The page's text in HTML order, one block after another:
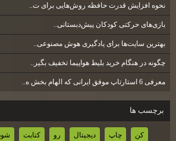
نحوه افزایش قدرت حافظه روش‌هایی برای ت..
بازی‌های حرکتی کودکان پیش‌دبستانی..
بهترین سایت‌ها برای یادگیری هوش مصنوعی..
چگونه در هنگام خرید بلیط هواپیما تخفیف بگیر..
معرفی 6 استارتاپ موفق ایرانی که الهام بخش ه..
برچسب ها
كن چاپ ديجيتال رو كتابت